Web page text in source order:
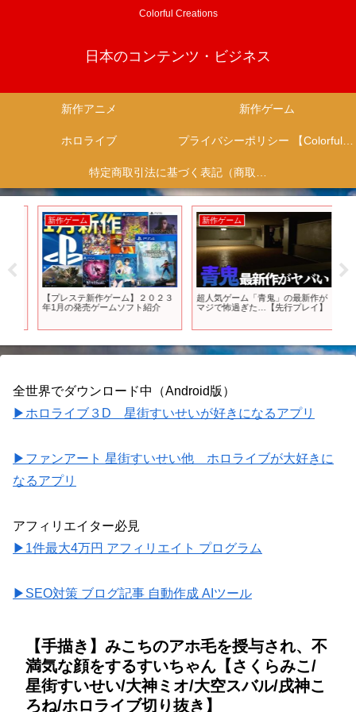
Colorful Creations
日本のコンテンツ・ビジネス
新作アニメ 新作ゲーム
ホロライブ プライバシーポリシー 【Colorful Creation】
特定商取引法に基づく表記（商取引に関する開示）
新作ゲーム
【プレステ新作ゲーム】２０２３
年1月の発売ゲームソフト紹介
新作ゲーム
超人気ゲーム「青鬼」の最新作が
マジで怖過ぎた…【先行プレイ】
全世界でダウンロード中（Android版）
▶ホロライブ３D 星街すいせいが好きになるアプリ
▶ファンアート 星街すいせい他 ホロライブが大好きに
なるアプリ
アフィリエイター必見
▶1件最大4万円 アフィリエイト プログラム
▶SEO対策 ブログ記事 自動作成 AIツール
【手描き】みこちのアホ毛を授与され、不
満気な顔をするすいちゃん【さくらみこ/
星街すいせい/大神ミオ/大空スバル/戌神こ
ろね/ホロライブ切り抜き】